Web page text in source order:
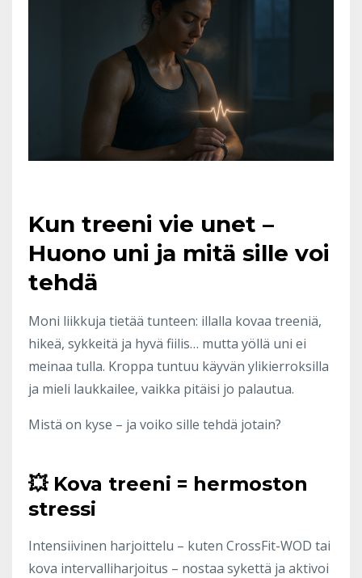
Kun treeni vie unet –
Huono uni ja mitä sille voi
tehdä
Moni liikkuja tietää tunteen: illalla kovaa treeniä,
hikeä, sykkeitä ja hyvä fiilis… mutta yöllä uni ei
meinaa tulla. Kroppa tuntuu käyvän ylikierroksilla
ja mieli laukkailee, vaikka pitäisi jo palautua.
Mistä on kyse – ja voiko sille tehdä jotain?
💥 Kova treeni = hermoston
stressi
Intensiivinen harjoittelu – kuten CrossFit-WOD tai
kova intervalliharjoitus – nostaa sykettä ja aktivoi